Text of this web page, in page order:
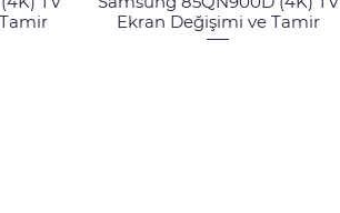
Ekran Değişimi ve Tamir